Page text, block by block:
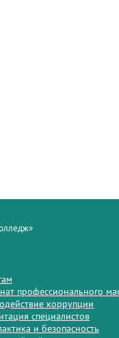
профессионального
коррупции
специалистов
и безопасность